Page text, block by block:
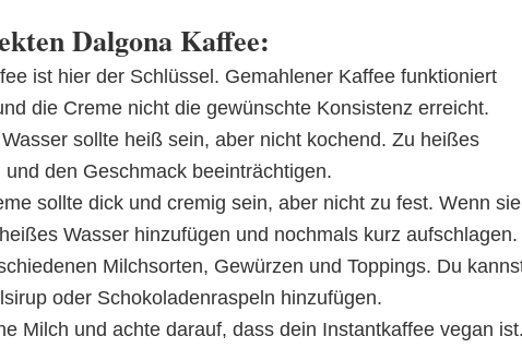
Dalgona Kaffee:
ist hier der Schlüssel. Gemahlener Kaffee funktioniert
die Creme nicht die gewünschte Konsistenz erreicht.
sollte heiß sein, aber nicht kochend. Zu heißes
den Geschmack beeinträchtigen.
sollte dick und cremig sein, aber nicht zu fest. Wenn sie
Wasser hinzufügen und nochmals kurz aufschlagen.
Milchsorten, Gewürzen und Toppings. Du
oder Schokoladenraspeln hinzufügen.
Milch und achte darauf, dass dein Instantkaffee vegan ist.